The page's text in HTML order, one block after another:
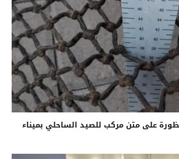
على متن مركب للصيد الساحلي بميناء